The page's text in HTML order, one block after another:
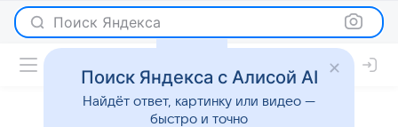
Поиск Яндекса
Поиск Яндекса с Алисой AI
Найдёт ответ, картинку или видео —
быстро и точно